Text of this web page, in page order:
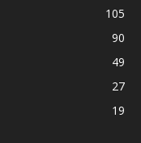
105
90
49
27
19